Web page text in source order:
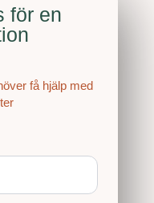
för en
få hjälp med